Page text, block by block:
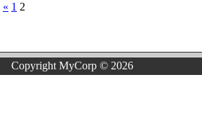
« 1 2
Copyright MyCorp © 2026